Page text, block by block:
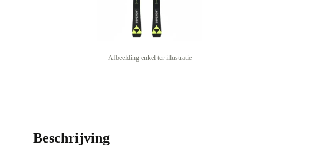
Afbeelding enkel ter illustratie
Beschrijving